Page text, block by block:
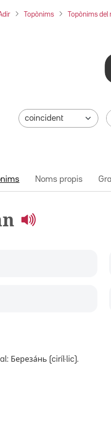
Topònims Topònims del
Noms propis
Береза́нь (ciríl·lic).